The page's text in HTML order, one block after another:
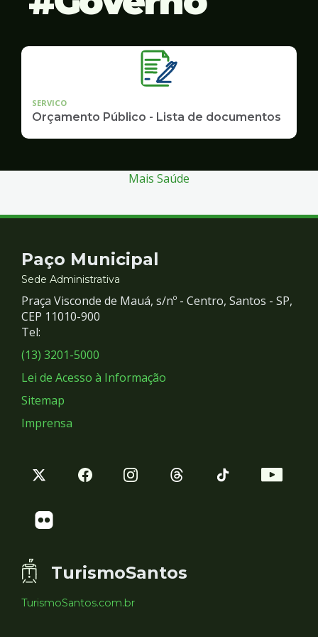
SERVICO
Orçamento Público - Lista de documentos
Mais Saúde
Contato
e
Redes
Sociais
Paço Municipal
Sede Administrativa
Praça Visconde de Mauá, s/nº - Centro, Santos - SP,
CEP 11010-900
Tel:
(13) 3201-5000
Lei de Acesso à Informação
Sitemap
Imprensa
TurismoSantos
TurismoSantos.com.br